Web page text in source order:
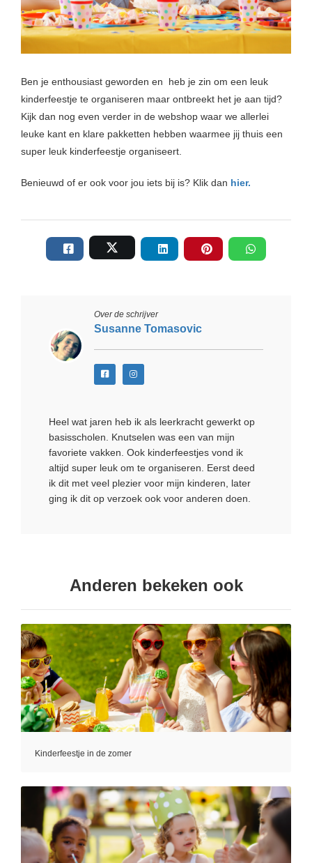
Ben je enthousiast geworden en heb je zin om een leuk
kinderfeestje te organiseren maar ontbreekt het je aan tijd?
Kijk dan nog even verder in de webshop waar we allerlei
leuke kant en klare pakketten hebben waarmee jij thuis een
super leuk kinderfeestje organiseert.
Benieuwd of er ook voor jou iets bij is? Klik dan hier.
Over de schrijver
Susanne Tomasovic
Heel wat jaren heb ik als leerkracht gewerkt op
basisscholen. Knutselen was een van mijn
favoriete vakken. Ook kinderfeestjes vond ik
altijd super leuk om te organiseren. Eerst deed
ik dit met veel plezier voor mijn kinderen, later
ging ik dit op verzoek ook voor anderen doen.
Anderen bekeken ook
Kinderfeestje in de zomer